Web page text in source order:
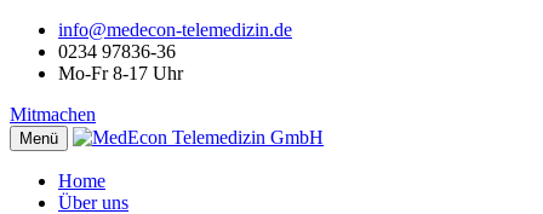
info@medecon-telemedizin.de
0234 97836-36
Mo-Fr 8-17 Uhr
Mitmachen
Menü
Home
Über uns